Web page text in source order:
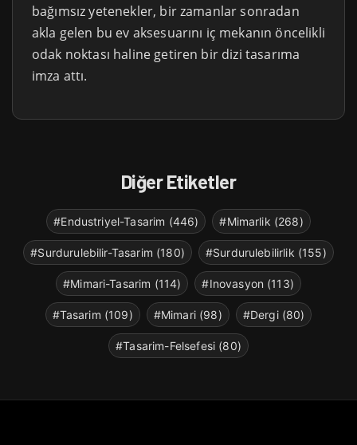
bağımsız yetenekler, bir zamanlar sonradan
akla gelen bu ev aksesuarını iç mekanın öncelikli
odak noktası haline getiren bir dizi tasarıma
imza attı.
Diğer Etiketler
#Endustriyel-Tasarim (446) #Mimarlik (268)
#Surdurulebilir-Tasarim (180) #Surdurulebilirlik (155)
#Mimari-Tasarim (114) #Inovasyon (113)
#Tasarim (109) #Mimari (98) #Dergi (80)
#Tasarim-Felsefesi (80)